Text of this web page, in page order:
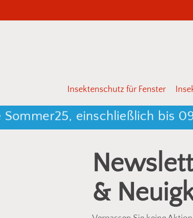
to
Drücken Sie Enter zum Suchen oder
Insektenschutz für Fenster
einschließlich bis
&